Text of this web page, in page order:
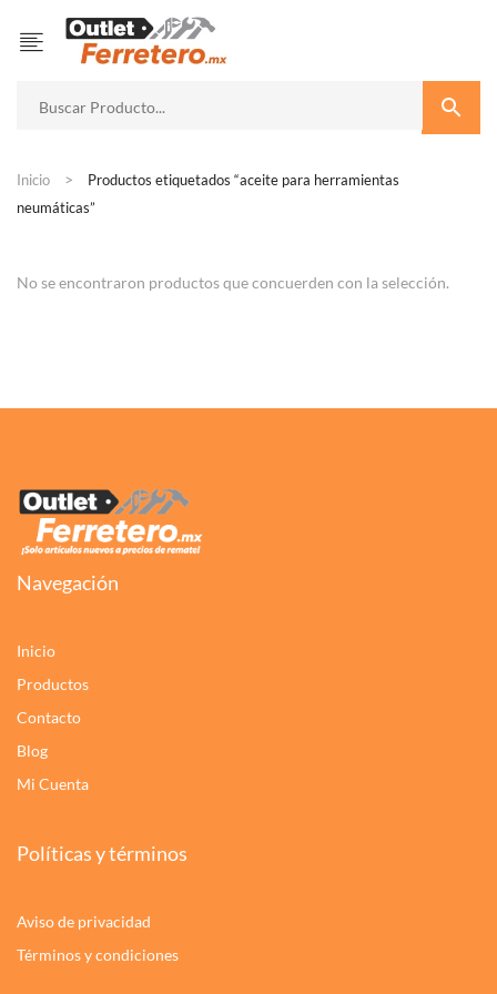
Inicio
Productos etiquetados “aceite para herramientas
neumáticas”
No se encontraron productos que concuerden con la selección.
Navegación
Inicio
Productos
Contacto
Blog
Mi Cuenta
Políticas y términos
Aviso de privacidad
Términos y condiciones